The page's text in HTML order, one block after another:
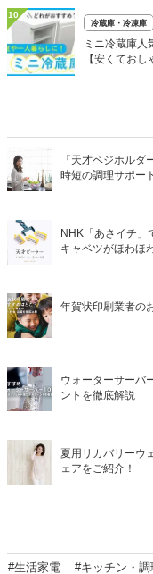
10
冷蔵庫・冷凍庫
ミニ冷蔵庫
【安くておし
『天才ベジホル
時短の調理サポー
NHK「あさイチ」
キャベツがほわほ
年賀状印刷業者の
ウォーターサーバ
ントを徹底解説
夏用リカバリーウ
ェアをご紹介！
#生活家電 #キッチン・